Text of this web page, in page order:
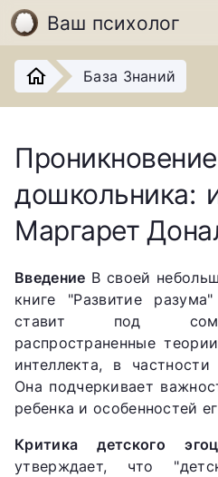
Ваш психолог
База Знаний
дошкольника:
Маргарет
Введение В своей
книге "Развитие
ставит под
распространенные
интеллекта, в
Она подчеркивает
ребенка и особенностей
Критика детского
утверждает, что